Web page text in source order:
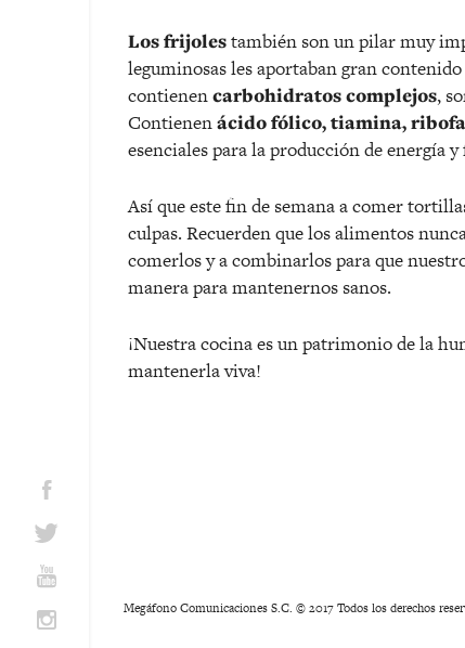
Los frijolestambién son un pilar muy
leguminosas les aportaban gran
contienencarbohidratos complejos,
Contienenácido fólico, tiamina,
esenciales para la producción de energía
Así que este fin de semana a comer
culpas. Recuerden que los alimentos
comerlos y a combinarlos para que
manera para mantenernos sanos.
¡Nuestra cocina es un patrimonio de la
mantenerla viva!
Megáfono Comunicaciones S.C. © 2017 Todos los derechos